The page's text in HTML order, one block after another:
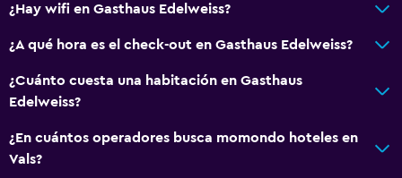
Actividades
Senderismo
Escuela de esquí
Ciclismo
¿Hay wifi en Gasthaus Edelweiss?
¿A qué hora es el check-out en Gasthaus Edelweiss?
¿Cuánto cuesta una habitación en Gasthaus
Edelweiss?
¿En cuántos operadores busca momondo hoteles en
Vals?